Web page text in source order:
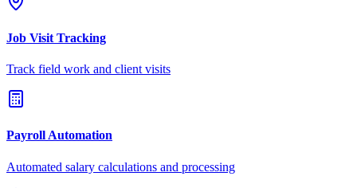
Job Visit Tracking
Track field work and client visits
Payroll Automation
Automated salary calculations and processing